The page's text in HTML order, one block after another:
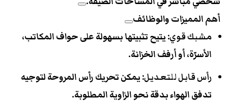
أهم المميزات والوظائف
مشبك قوي: يتيح تثبيتها بسهولة على حواف المكاتب،
الأسرّة، أو أرفف الخزانة.
رأس قابل للتعديل: يمكن تحريك رأس المروحة لتوجيه
تدفق الهواء بدقة نحو الزاوية المطلوبة.